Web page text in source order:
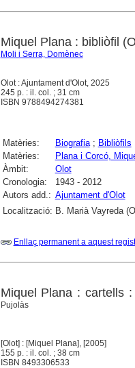
Miquel Plana : bibliòfil
Moli i Serra, Domènec
Olot : Ajuntament d'Olot, 2025
245 p. : il. col. ; 31 cm
ISBN 9788494274381
Matèries: Biografia; Bibliòfils
Matèries:
Plana i Corcó,
Àmbit:
Olot
Cronologia:
1943 - 2012
Autors add.: Ajuntament d'Olot
Localització: B. Marià Vayreda
Enllaç permanent a aquest
Miquel Plana : cartells
Pujolàs
[Olot] : [Miquel Plana], [2005]
155 p. : il. col. ; 38 cm
ISBN 8493306533